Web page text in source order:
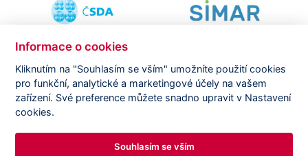
Copyright © CVVM | Právní ujednání| Nastavení cookies
Prohlášení o zpracování osobních údajů
Informace o cookies
Kliknutím na "Souhlasím se vším" umožníte použití cookies
pro funkční, analytické a marketingové účely na vašem
zařízení. Své preference můžete snadno upravit v Nastavení
cookies.
Souhlasím se vším